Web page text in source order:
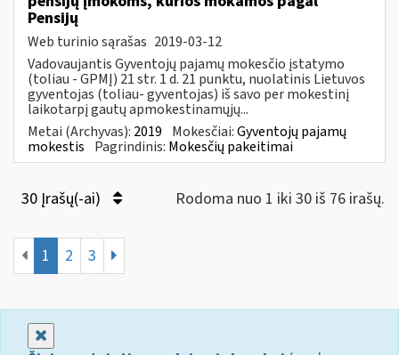
Pensijų
Web turinio sąrašas 2019-03-12
Vadovaujantis Gyventojų pajamų mokesčio įstatymo
(toliau - GPMĮ) 21 str. 1 d. 21 punktu, nuolatinis Lietuvos
gyventojas (toliau- gyventojas) iš savo per mokestinį
laikotarpį gautų apmokestinamųjų...
Metai (Archyvas): 2019 Mokesčiai:Gyventojų pajamų
mokestis Pagrindinis: Mokesčių pakeitimai
30 Įrašų(-ai) Rodoma nuo 1 iki 30 iš 76 irašų.
1 2 3